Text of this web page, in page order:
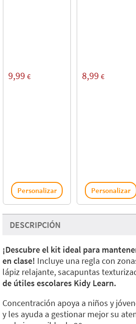
9,99 €
Personalizar
8,99 €
Personalizar
DESCRIPCIÓN
¡Descubre el kit ideal para
en clase! Incluye una regla con
lápiz relajante, sacapuntas
de útiles escolares Kidy Learn.
Concentración apoya a niños y
y les ayuda a gestionar mejor su